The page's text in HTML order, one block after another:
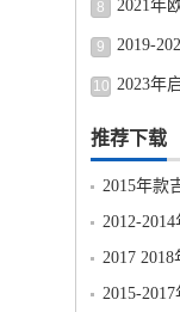
8
2021年
修车资源下
9
2019-
线路图修车
10 2023年
推荐下载
2015年款
路图线路
2012-
修手册电
2017 2018
维修手册
2015-